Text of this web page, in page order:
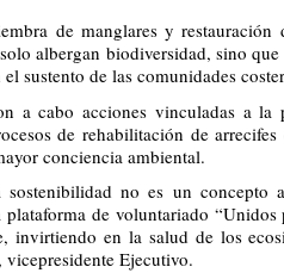
de manglares y
albergan biodiversidad, sino
sustento de las comunidades
a cabo acciones vinculadas a
de rehabilitación de
conciencia ambiental.
sostenibilidad no es un
de voluntariado
invirtiendo en la salud de los
vicepresidente Ejecutivo.